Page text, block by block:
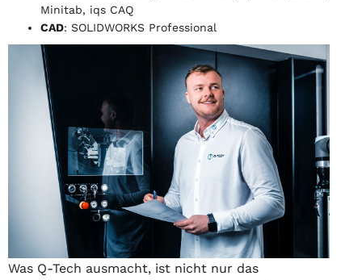
Minitab, iqs CAQ
CAD: SOLIDWORKS Professional
Was Q-Tech ausmacht, ist nicht nur das